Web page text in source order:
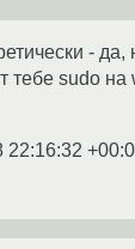
- да,
тебе sudo на
22:16:32